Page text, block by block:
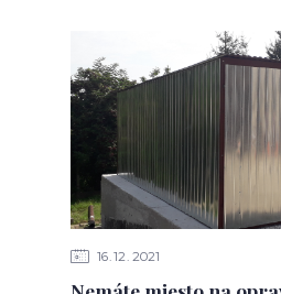
16 12 2021